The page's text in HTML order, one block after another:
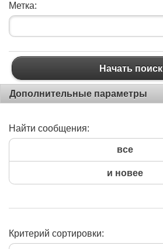
Метка:
Начать поиск
Дополнительные параметры
Найти сообщения:
все
и новее
Критерий сортировки: